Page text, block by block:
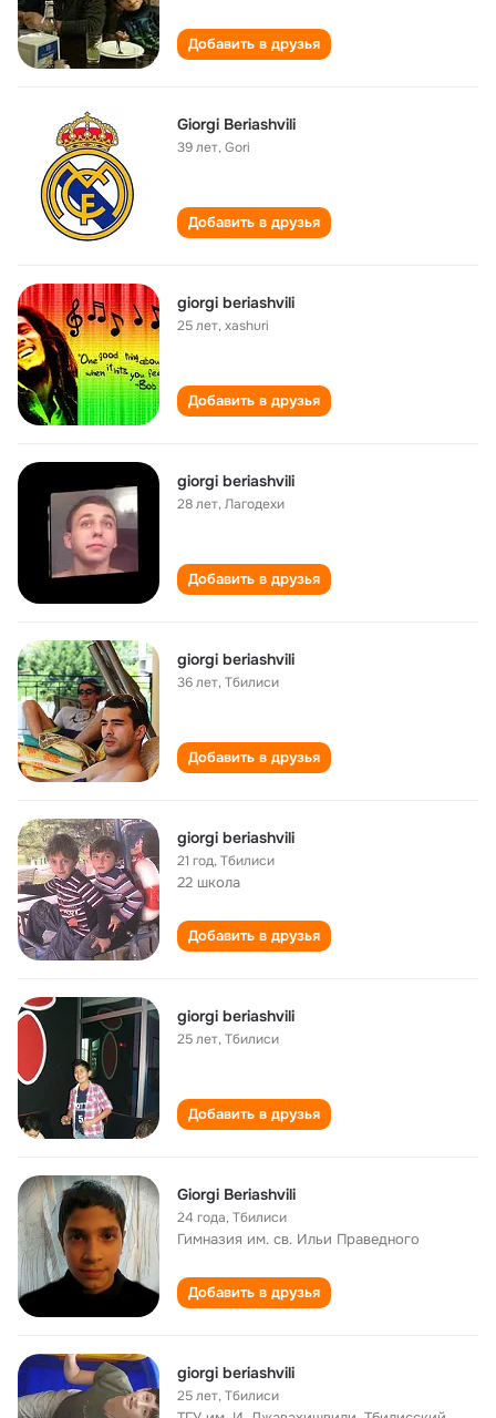
Добавить в друзья
Giorgi Beriashvili
39 лет,Gori
Добавить в друзья
giorgi beriashvili
25 лет,xashuri
Добавить в друзья
giorgi beriashvili
28 лет,Лагодехи
Добавить в друзья
giorgi beriashvili
36 лет,Тбилиси
Добавить в друзья
giorgi beriashvili
21 год,Тбилиси
22 школа
Добавить в друзья
giorgi beriashvili
25 лет,Тбилиси
Добавить в друзья
Giorgi Beriashvili
24 года,Тбилиси
Гимназия им. св. Ильи Праведного
Добавить в друзья
giorgi beriashvili
25 лет,Тбилиси